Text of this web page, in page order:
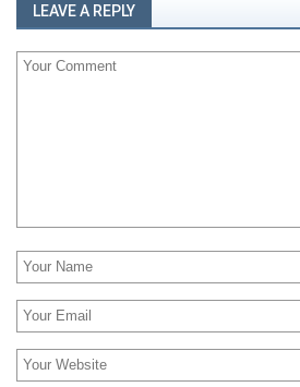
LEAVE A REPLY